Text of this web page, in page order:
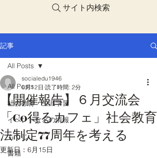
サイト内検索
記事
All Posts
社会教育・生涯学習
イベントなどの情報
もくじ
書籍
All Posts
【開催報告】６月交流会
「Co得るカフェ」社会教育
法制定77周年を考える
socialedu1946
6月12日 読了時間: 2分
更新日： 6月15日